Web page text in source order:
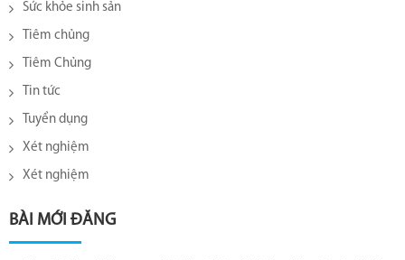
Sức khỏe sinh sản
Tiêm chủng
Tiêm Chủng
Tin tức
Tuyển dụng
Xét nghiệm
Xét nghiệm
BÀI MỚI ĐĂNG